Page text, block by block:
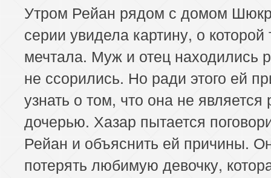
Утром Рейан рядом с домом
серии увидела картину, о которой
мечтала. Муж и отец находились
не ссорились. Но ради этого ей
узнать о том, что она не является
дочерью. Хазар пытается
Рейан и объяснить ей причины.
потерять любимую девочку,